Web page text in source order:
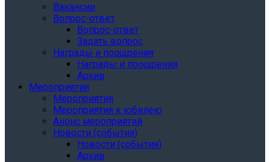
Вакансии
Вопрос-ответ
Вопрос-ответ
Задать вопрос
Награды и поощрения
Награды и поощрения
Архив
Мероприятия
Мероприятия
Мероприятия к юбилею
Анонс мероприятий
Новости (события)
Новости (события)
Архив